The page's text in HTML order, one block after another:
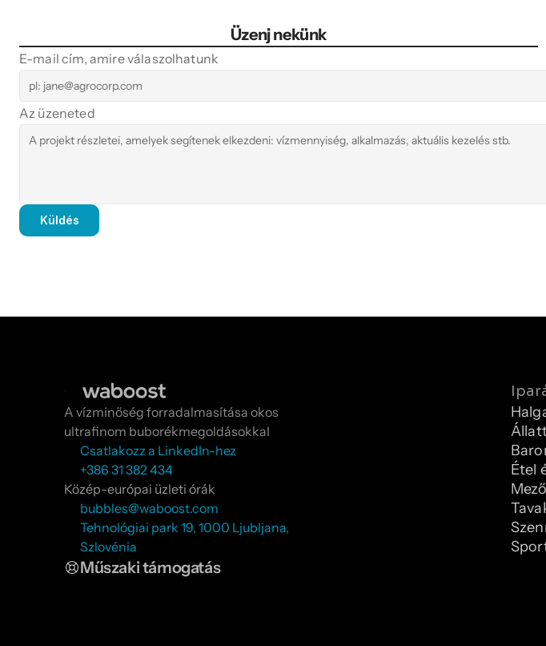
Üzenj nekünk
E-mail cím, amire válaszolhatunk
Az üzeneted
Küldés
A vízminőség forradalmasítása okos
ultrafinom buborékmegoldásokkal
Csatlakozz a LinkedIn-hez
+386 31 382 434
Közép-európai üzleti órák
bubbles@waboost.com
Tehnológiai park 19, 1000 Ljubljana,
Szlovénia
Műszaki támogatás
Étel